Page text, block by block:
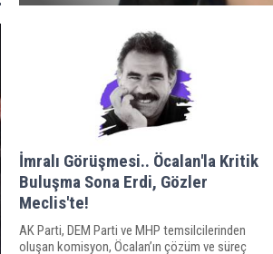
İmralı Görüşmesi.. Öcalan'la Kritik
Buluşma Sona Erdi, Gözler
Meclis'te!
AK Parti, DEM Parti ve MHP temsilcilerinden
oluşan komisyon, Öcalan’ın çözüm ve süreç